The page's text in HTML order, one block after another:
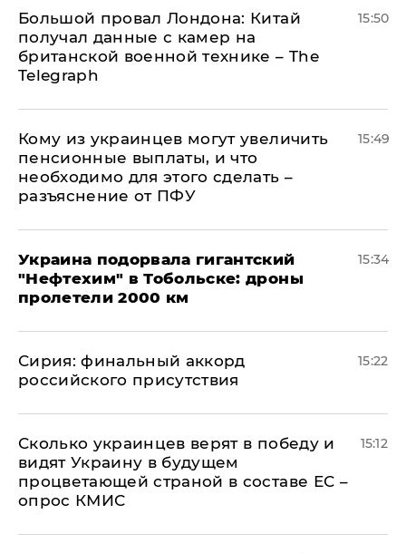
Большой провал Лондона: Китай
получал данные с камер на
британской военной технике – The
Telegraph
15:50
Кому из украинцев могут увеличить
пенсионные выплаты, и что
необходимо для этого сделать –
разъяснение от ПФУ
15:49
Украина подорвала гигантский
"Нефтехим" в Тобольске: дроны
пролетели 2000 км
15:34
​Сирия: финальный аккорд
российского присутствия
15:22
Сколько украинцев верят в победу и
видят Украину в будущем
процветающей страной в составе ЕС –
опрос КМИС
15:12